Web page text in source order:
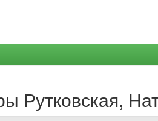
Рутковская,